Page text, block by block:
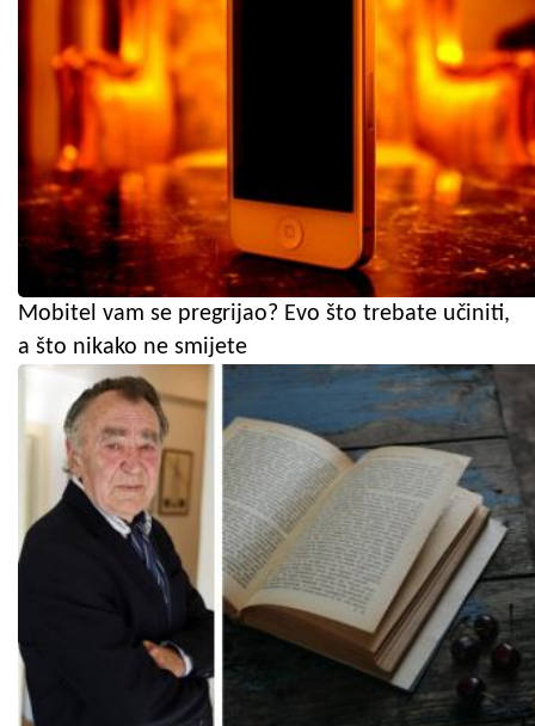
Mobitel vam se pregrijao? Evo što trebate učiniti,
a što nikako ne smijete